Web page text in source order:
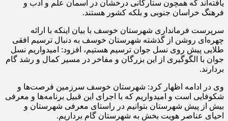
یافته‌اند که همچون ستارگانی درخشان در آسمان علم و ادب و
فرهنگ خراسان جنوبی و بلکه کشور هستند.
سرپرست فرمانداری شهرستان خوسف با بیان اینکه با ارائه
چهره‌ای روشن از گذشته شهرستان خوسف به دنبال ترسیم افقی
طلایی پیش روی نسل جوان ترسیم هستیم، افزود: امیدواریم نسل
جوان با الگوگیری از این بزرگان و مفاخر در مسیر کمال و رشد گام
بردارند.
وی در ادامه اظهار کرد: شهرستان خوسف سرزمین فرصت‌ها و
شکوفایی است و امیدواریم که با اجرای این قبیل برنامه‌ها و معرفی
بیش از پیش شهرستان بتوانیم در راستای معرفی شهرستان و
احیای عناصر هویت بخش به شهرستان گام برداریم.